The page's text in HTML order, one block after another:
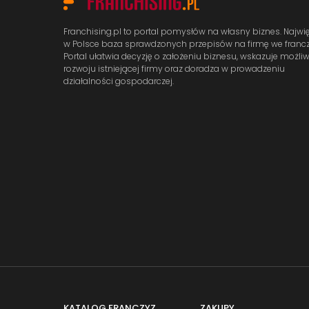
Franchising.pl to portal pomysłów na własny biznes.
w Polsce baza sprawdzonych przepisów na firmę we
Portal ułatwia decyzję o założeniu biznesu, wskazuje
rozwoju istniejącej firmy oraz doradza w prowadzeniu
działalności gospodarczej.